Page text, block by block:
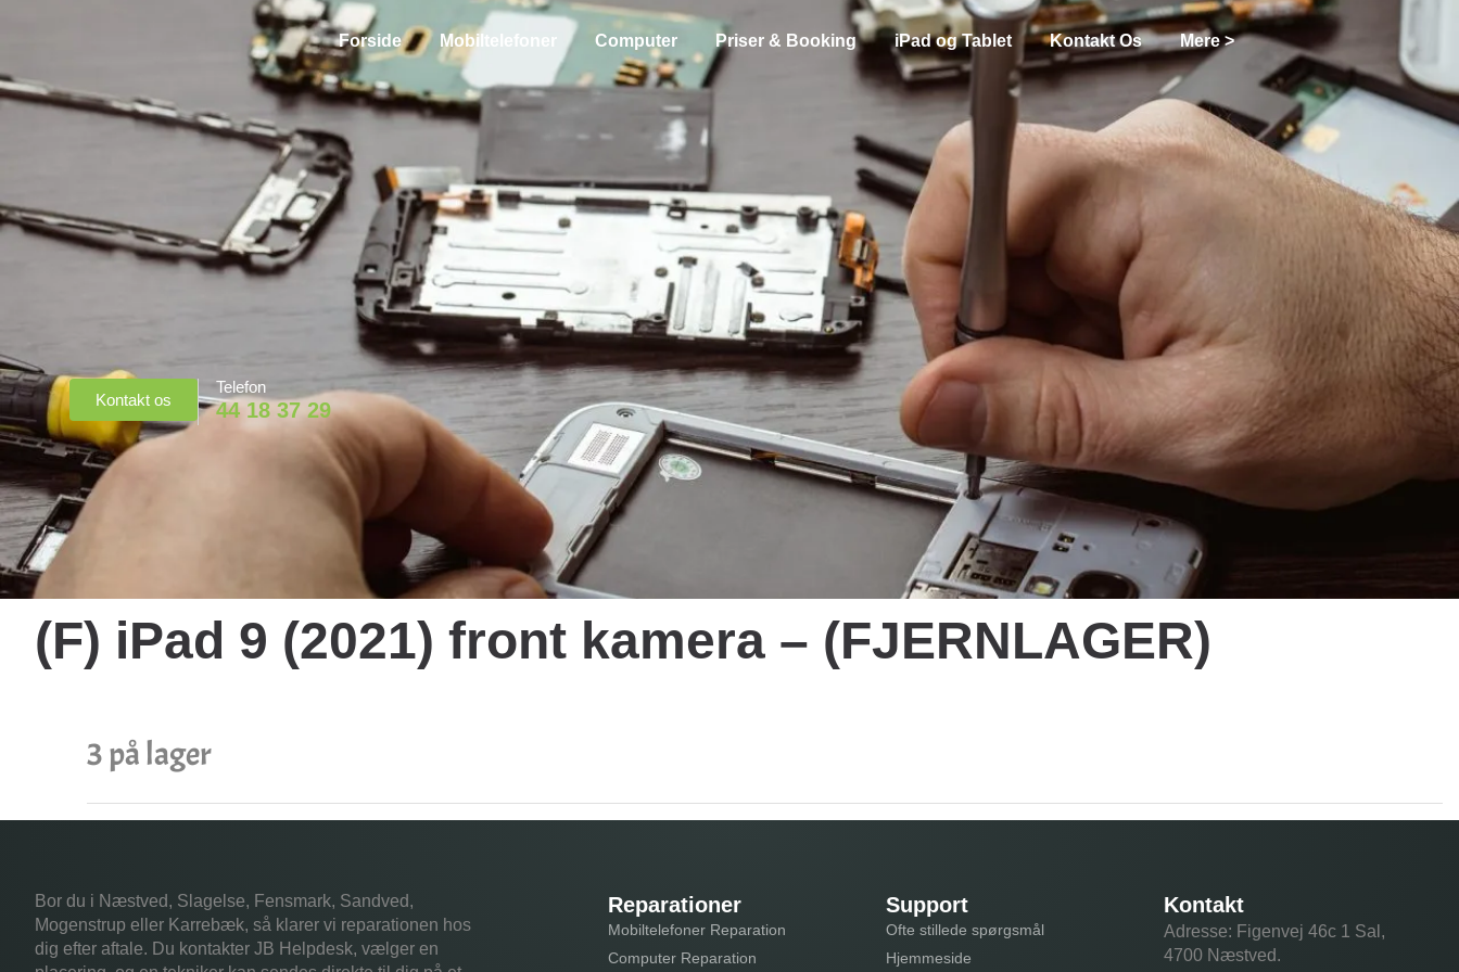
Forside Mobiltelefoner Computer Priser & Booking iPad og Tablet Kontakt Os Mere >
Kontakt os
Telefon
44 18 37 29
(F) iPad 9 (2021) front kamera – (FJERNLAGER)
3 på lager
Bor du i Næstved, Slagelse, Fensmark, Sandved,
Mogenstrup eller Karrebæk, så klarer vi reparationen hos
dig efter aftale. Du kontakter JB Helpdesk, vælger en
Reparationer
Mobiltelefoner Reparation
Computer Reparation
Support
Ofte stillede spørgsmål
Hjemmeside
Kontakt
Adresse: Figenvej 46c 1 Sal,
4700 Næstved.